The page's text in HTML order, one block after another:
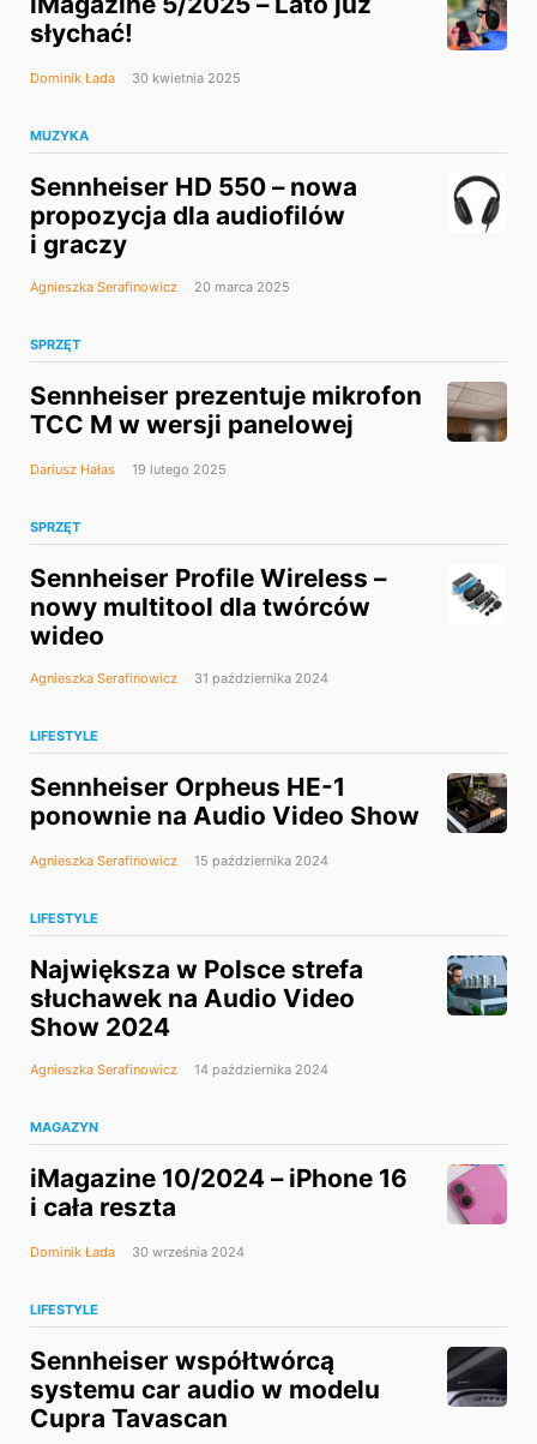
słychać!
Dominik Łada 30 kwietnia 2025
MUZYKA
Sennheiser HD 550 – nowa
propozycja dla audiofilów
i graczy
Agnieszka Serafinowicz 20 marca 2025
SPRZĘT
Sennheiser prezentuje mikrofon
TCC M w wersji panelowej
Dariusz Hałas 19 lutego 2025
SPRZĘT
Sennheiser Profile Wireless –
nowy multitool dla twórców
wideo
Agnieszka Serafinowicz 31 października 2024
LIFESTYLE
Sennheiser Orpheus HE-1
ponownie na Audio Video Show
Agnieszka Serafinowicz 15 października 2024
LIFESTYLE
Największa w Polsce strefa
słuchawek na Audio Video
Show 2024
Agnieszka Serafinowicz 14 października 2024
MAGAZYN
iMagazine 10/2024 – iPhone 16
i cała reszta
Dominik Łada 30 września 2024
LIFESTYLE
Sennheiser współtwórcą
systemu car audio w modelu
Cupra Tavascan